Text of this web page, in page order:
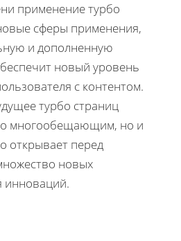
применение турбо
сферы применения,
и дополненную
новый уровень
с контентом.
турбо страниц
многообещающим, но и
открывает перед
новых
инноваций.